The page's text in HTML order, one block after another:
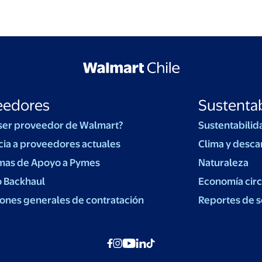
proveedor de Walmart?
a proveedores actuales
de Apoyo a Pymes
Backhaul
generales de contratación
Clima y
Naturaleza
Economía
Reportes de